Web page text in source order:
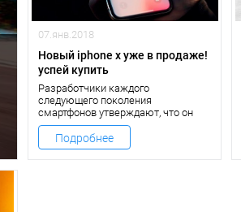
07.янв.2018
Новый iphone x уже в продаже!
успей купить
Разработчики каждого
следующего поколения
смартфонов утверждают, что он
является лучшим из всех когда-
либо выпущенных. То же самое
говорят создатели iPhone X.
Подробнее